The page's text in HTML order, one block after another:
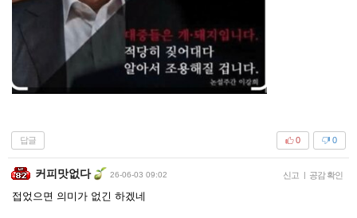
답글 0
0
커피맛없다 26-06-03 09:02 신고 | 공감 확인
접었으면 의미가 없긴 하겠네